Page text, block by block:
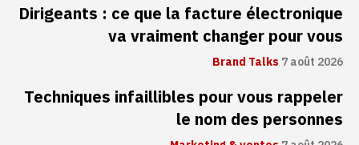
Dirigeants : ce que la facture électronique
va vraiment changer pour vous
Brand Talks7 août 2026
Techniques infaillibles pour vous rappeler
le nom des personnes